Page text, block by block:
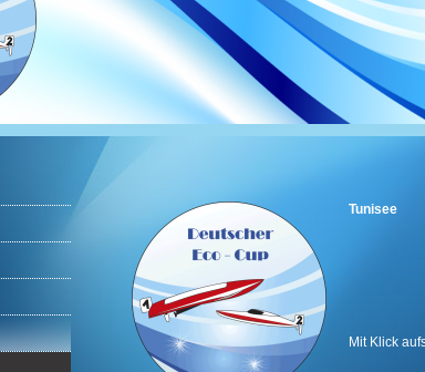
Tunisee
Mit Klick